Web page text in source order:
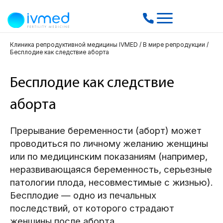
Клиника репродуктивной медицины IVMED / В мире репродукции /
Бесплодие как следствие аборта
Бесплодие как следствие
аборта
Прерывание беременности (аборт) может
проводиться по личному желанию женщины
или по медицинским показаниям (например,
неразвивающаяся беременность, серьезные
патологии плода, несовместимые с жизнью).
Бесплодие — одно из печальных
последствий, от которого страдают